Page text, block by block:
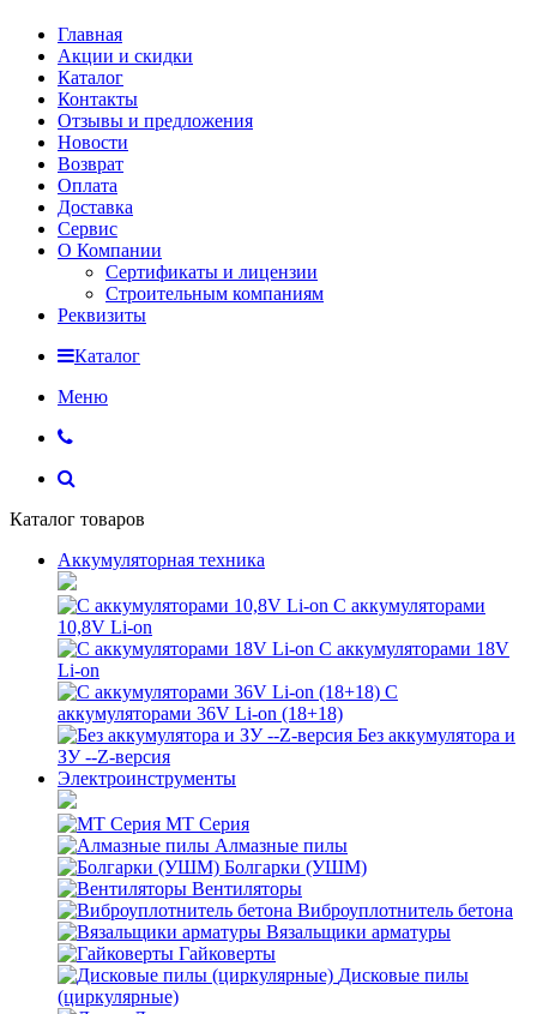
Главная
Акции и скидки
Каталог
Контакты
Отзывы и предложения
Новости
Возврат
Оплата
Доставка
Сервис
О Компании
Сертификаты и лицензии
Строительным компаниям
Реквизиты
Каталог
Меню
Каталог товаров
Аккумуляторная техника
С аккумуляторами
10,8V Li-on
С аккумуляторами 18V
Li-on
С
аккумуляторами 36V Li-on (18+18)
Без аккумулятора и
ЗУ --Z-версия
Электроинструменты
MT Серия
Алмазные пилы
Болгарки (УШМ)
Вентиляторы
Виброуплотнитель бетона
Вязальщики арматуры
Гайковерты
Дисковые пилы
(циркулярные)